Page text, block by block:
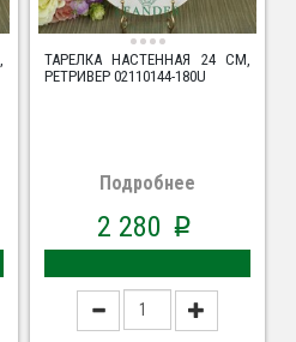
ТАРЕЛКА НАСТЕННАЯ 24 СМ,
РЕТРИВЕР 02110144-180U
Подробнее
2 280 p